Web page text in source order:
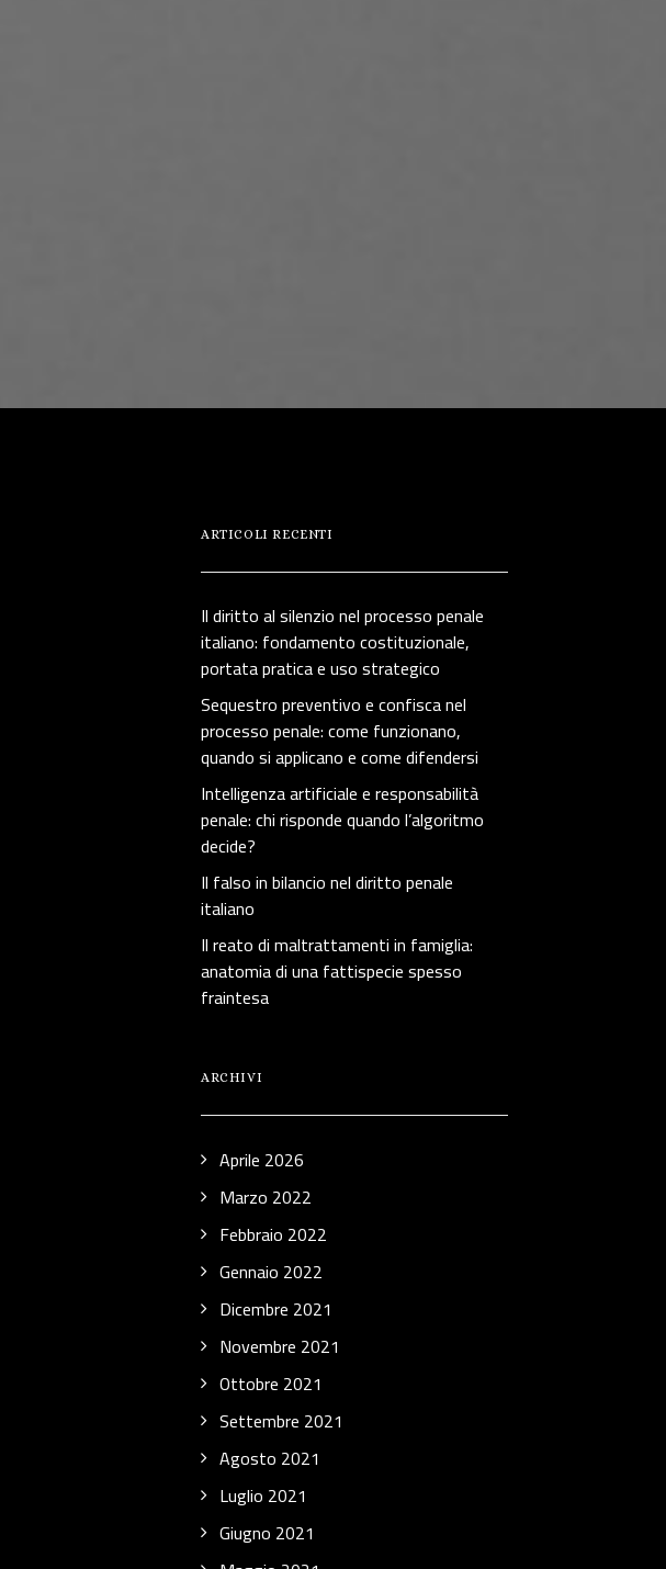
ARTICOLI RECENTI
Il diritto al silenzio nel processo penale
italiano: fondamento costituzionale,
portata pratica e uso strategico
Sequestro preventivo e confisca nel
processo penale: come funzionano,
quando si applicano e come difendersi
Intelligenza artificiale e responsabilità
penale: chi risponde quando l’algoritmo
decide?
Il falso in bilancio nel diritto penale
italiano
Il reato di maltrattamenti in famiglia:
anatomia di una fattispecie spesso
fraintesa
ARCHIVI
Aprile 2026
Marzo 2022
Febbraio 2022
Gennaio 2022
Dicembre 2021
Novembre 2021
Ottobre 2021
Settembre 2021
Agosto 2021
Luglio 2021
Giugno 2021